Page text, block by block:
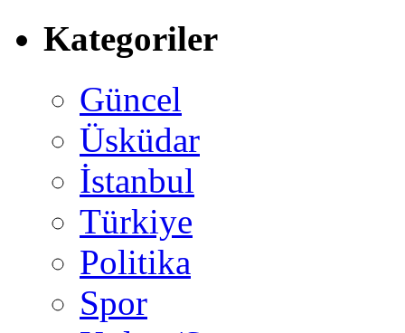
Kategoriler
Güncel
Üsküdar
İstanbul
Türkiye
Politika
Spor